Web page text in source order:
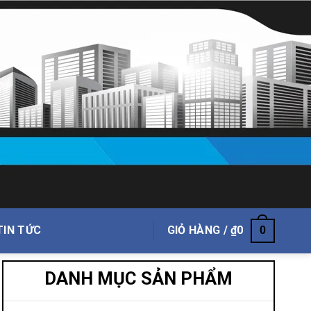
TỨC GIỎ HÀNG /₫0 0
DANH MỤC SẢN PHẨM